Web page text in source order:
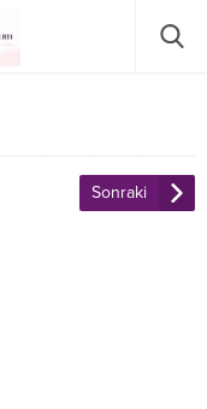
Sonraki